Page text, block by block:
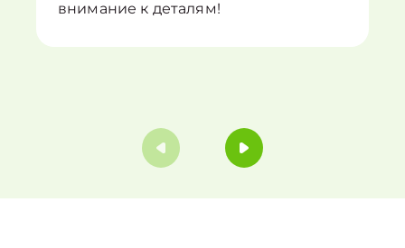
внимание к деталям!